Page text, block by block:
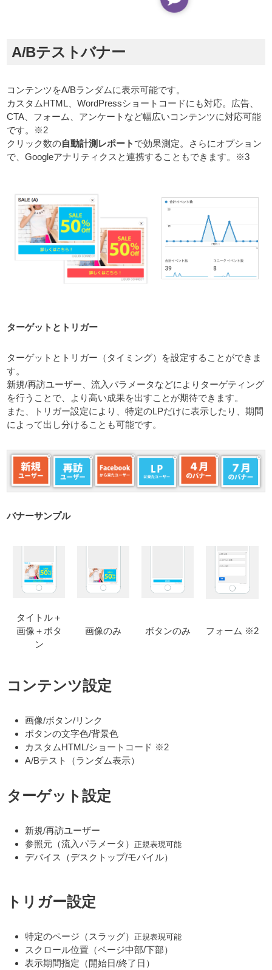
A/Bテストバナー
コンテンツをA/Bランダムに表示可能です。
カスタムHTML、WordPressショートコードにも対応。広告、
CTA、フォーム、アンケートなど幅広いコンテンツに対応可能
です。※2
クリック数の自動計測レポート で効果測定。さらにオプション
で、Googleアナリティクスと連携することもできます。※3
ターゲットとトリガー
ターゲットとトリガー（タイミング）を設定することができま
す。
新規/再訪ユーザー、流入パラメータなどによりターゲティング
を行うことで、より高い成果を出すことが期待できます。
また、トリガー設定により、特定のLPだけに表示したり、期間
によって出し分けることも可能です。
バナーサンプル
タイトル＋
画像＋ボタ
ン
画像のみ ボタンのみ フォーム ※2
コンテンツ設定
画像/ボタン/リンク
ボタンの文字色/背景色
カスタムHTML/ショートコード ※2
A/Bテスト（ランダム表示）
ターゲット設定
新規/再訪ユーザー
参照元（流入パラメータ）正規表現可能
デバイス（デスクトップ/モバイル）
トリガー設定
特定のページ（スラッグ）正規表現可能
スクロール位置（ページ中部/下部）
表示期間指定（開始日/終了日）